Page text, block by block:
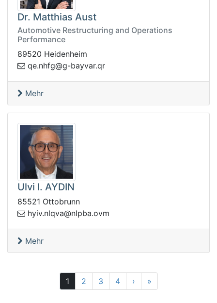
Dr. Matthias Aust
Automotive Restructuring and Operations
Performance
89520 Heidenheim
rq.ravyab-g
@gfhn.eq
Mehr
Ulvi I. AYDIN
85521 Ottobrunn
m
vo.abpln@avqln.viyh
Mehr
1 2 3 4 ›Vor »25